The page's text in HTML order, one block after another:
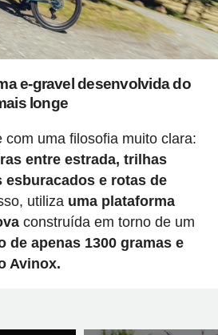
e-gravel desenvolvida do
longe
com uma filosofia muito clara:
entre estrada, trilhas
esburacados e rotas de
utiliza uma plataforma
construída em torno de um
de apenas 1300 gramas e
Avinox.